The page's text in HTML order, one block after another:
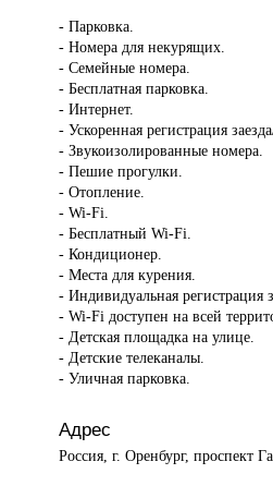
- Парковка.
- Номера для некурящих.
- Семейные номера.
- Бесплатная парковка.
- Интернет.
- Ускоренная регистрация
- Звукоизолированные номера.
- Пешие прогулки.
- Отопление.
- Wi-Fi.
- Бесплатный Wi-Fi.
- Кондиционер.
- Места для курения.
- Индивидуальная регистрация
- Wi-Fi доступен на всей
- Детская площадка на улице.
- Детские телеканалы.
- Уличная парковка.
Адрес
Россия, г. Оренбург, проспект